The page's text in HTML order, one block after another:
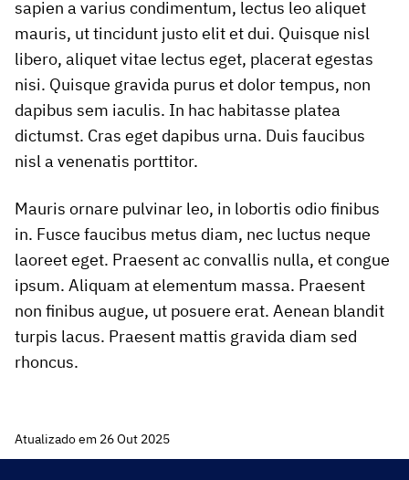
sapien a varius condimentum, lectus leo aliquet
mauris, ut tincidunt justo elit et dui. Quisque nisl
libero, aliquet vitae lectus eget, placerat egestas
nisi. Quisque gravida purus et dolor tempus, non
dapibus sem iaculis. In hac habitasse platea
dictumst. Cras eget dapibus urna. Duis faucibus
nisl a venenatis porttitor.
Mauris ornare pulvinar leo, in lobortis odio finibus
in. Fusce faucibus metus diam, nec luctus neque
laoreet eget. Praesent ac convallis nulla, et congue
ipsum. Aliquam at elementum massa. Praesent
non finibus augue, ut posuere erat. Aenean blandit
turpis lacus. Praesent mattis gravida diam sed
rhoncus.
Atualizado em 26 Out 2025